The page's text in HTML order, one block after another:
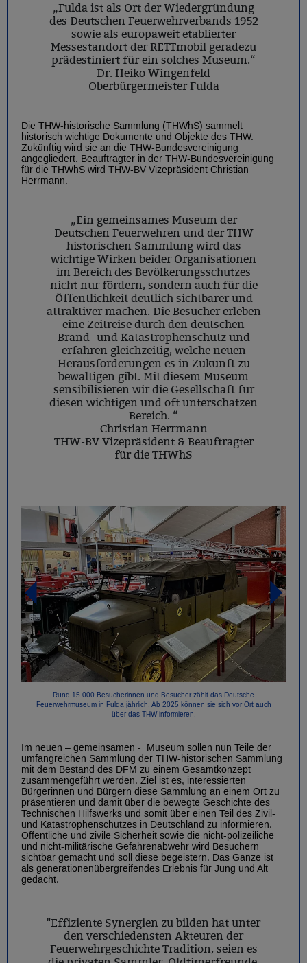
„Fulda ist als Ort der Wiedergründung
des Deutschen Feuerwehrverbands 1952
sowie als europaweit etablierter
Messestandort der RETTmobil geradezu
prädestiniert für ein solches Museum.“
Dr. Heiko Wingenfeld
Oberbürgermeister Fulda
Die THW-historische Sammlung (THWhS) sammelt
historisch wichtige Dokumente und Objekte des THW.
Zukünftig wird sie an die THW-Bundesvereinigung
angegliedert. Beauftragter in der THW-Bundesvereinigung
für die THWhS wird THW-BV Vizepräsident Christian
Herrmann.
„Ein gemeinsames Museum der
Deutschen Feuerwehren und der THW
historischen Sammlung wird das
wichtige Wirken beider Organisationen
im Bereich des Bevölkerungsschutzes
nicht nur fördern, sondern auch für die
Öffentlichkeit deutlich sichtbarer und
attraktiver machen. Die Besucher erleben
eine Zeitreise durch den deutschen
Brand- und Katastrophenschutz und
erfahren gleichzeitig, welche neuen
Herausforderungen es in Zukunft zu
bewältigen gibt. Mit diesem Museum
sensibilisieren wir die Gesellschaft für
diesen wichtigen und oft unterschätzen
Bereich. “
Christian Herrmann
THW-BV Vizepräsident & Beauftragter
für die THWhS
Rund 15.000 Besucherinnen und Besucher zählt das Deutsche
Feuerwehrmuseum in Fulda jährlich. Ab 2025 können sie sich vor Ort auch
über das THW informieren.
Im neuen – gemeinsamen - Museum sollen nun Teile der
umfangreichen Sammlung der THW-historischen Sammlung
mit dem Bestand des DFM zu einem Gesamtkonzept
zusammengeführt werden. Ziel ist es, interessierten
Bürgerinnen und Bürgern diese Sammlung an einem Ort zu
präsentieren und damit über die bewegte Geschichte des
Technischen Hilfswerks und somit über einen Teil des Zivil-
und Katastrophenschutzes in Deutschland zu informieren.
Öffentliche und zivile Sicherheit sowie die nicht-polizeiliche
und nicht-militärische Gefahrenabwehr wird Besuchern
sichtbar gemacht und soll diese begeistern. Das Ganze ist
als generationenübergreifendes Erlebnis für Jung und Alt
gedacht.
"Effiziente Synergien zu bilden hat unter
den verschiedensten Akteuren der
Feuerwehrgeschichte Tradition, seien es